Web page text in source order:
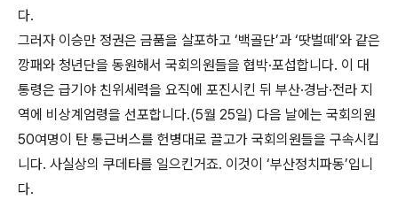
다.
그러자 이승만 정권은 금품을 살포하고 ‘백골단’과 ‘땃벌떼’와 같은
깡패와 청년단을 동원해서 국회의원들을 협박·포섭합니다. 이 대
통령은 급기야 친위세력을 요직에 포진시킨 뒤 부산·경남·전라 지
역에 비상계엄령을 선포합니다.(5월 25일) 다음 날에는 국회의원
50여명이 탄 통근버스를 헌병대로 끌고가 국회의원들을 구속시킵
니다. 사실상의 쿠데타를 일으킨거죠. 이것이 ‘부산정치파동’입니
다.